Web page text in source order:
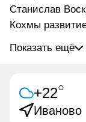
Станислав
Кохмы
Показать ещё
+22○
Иваново